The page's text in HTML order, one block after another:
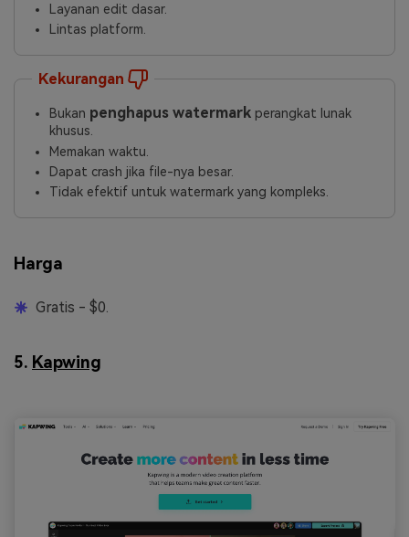
Layanan edit dasar.
Lintas platform.
Kekurangan
Bukan penghapus watermark perangkat lunak
khusus.
Memakan waktu.
Dapat crash jika file-nya besar.
Tidak efektif untuk watermark yang kompleks.
Harga
Gratis - $0.
5. Kapwing